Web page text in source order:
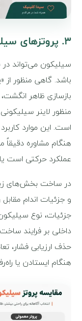
۳. پروتزهای سیلیکونی و روکش‌های زیبایی
سیلیکون می‌تواند
باشد. گاهی منظور از
بازسازی ظاهر
منظور لاینر
است. این موارد
هنگام مشاوره
عملکرد حرکتی است
در ساخت بخش‌های
و جزئیات اندام مقابل
جزئیات، نوع
داخلی بر فرایند
حذف ارزیابی فشار،
هنگام ایستادن یا